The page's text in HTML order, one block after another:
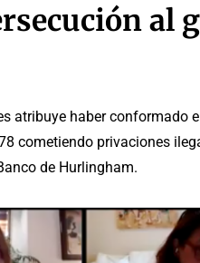
al
atribuye haber conformado
cometiendo privaciones
de Hurlingham.